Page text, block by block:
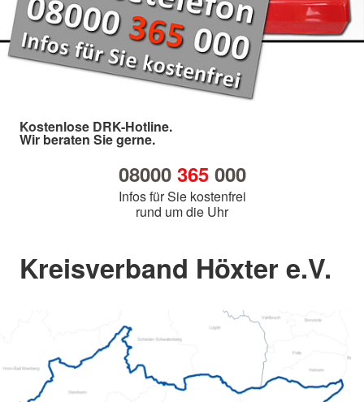
Kostenlose DRK-Hotline.
Wir beraten Sie gerne.
08000 365000
Infos für Sie kostenfrei
rund um die Uhr
Kreisverband Höxter e.V.